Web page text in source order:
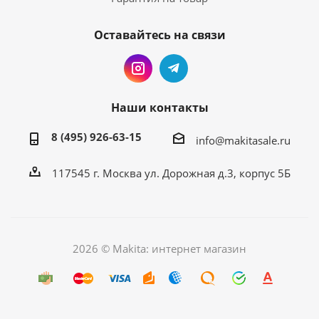
Оставайтесь на связи
Наши контакты
8 (495) 926-63-15 info@makitasale.ru
117545 г. Москва ул. Дорожная д.3, корпус 5Б
2026 © Makita: интернет магазин